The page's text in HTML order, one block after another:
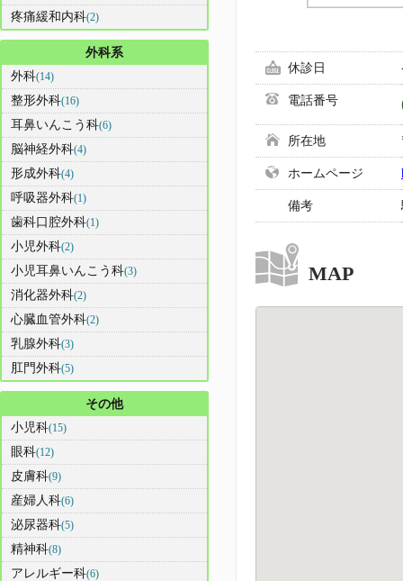
休診日
電話番号
所在地
ホームページ
備考
MAP
疼痛緩和内科(2)
外科系
外科(14)
整形外科(16)
耳鼻いんこう科(6)
脳神経外科(4)
形成外科(4)
呼吸器外科(1)
歯科口腔外科(1)
小児外科(2)
小児耳鼻いんこう科(3)
消化器外科(2)
心臓血管外科(2)
乳腺外科(3)
肛門外科(5)
その他
小児科(15)
眼科(12)
皮膚科(9)
産婦人科(6)
泌尿器科(5)
精神科(8)
アレルギー科(6)